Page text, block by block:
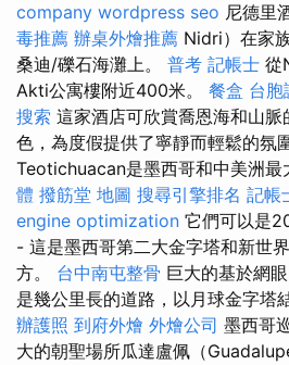
company wordpress seo 尼德里
毒推薦 辦桌外燴推薦 Nidri）在家
桑迪/礫石海灘上。 普考 記帳士 從
Akti公寓樓附近400米。 餐盒 台胞
搜索 這家酒店可欣賞喬恩海和山
色，為度假提供了寧靜而輕鬆的氛
Teotichuacan是墨西哥和中美洲最
體 撥筋堂 地圖 搜尋引擎排名 記帳
engine optimization 它們可以是
- 這是墨西哥第二大金字塔和新世
方。 台中南屯整骨 巨大的基於網
是幾公里長的道路，以月球金字塔
辦護照 到府外燴 外燴公司 墨西哥
大的朝聖場所瓜達盧佩（